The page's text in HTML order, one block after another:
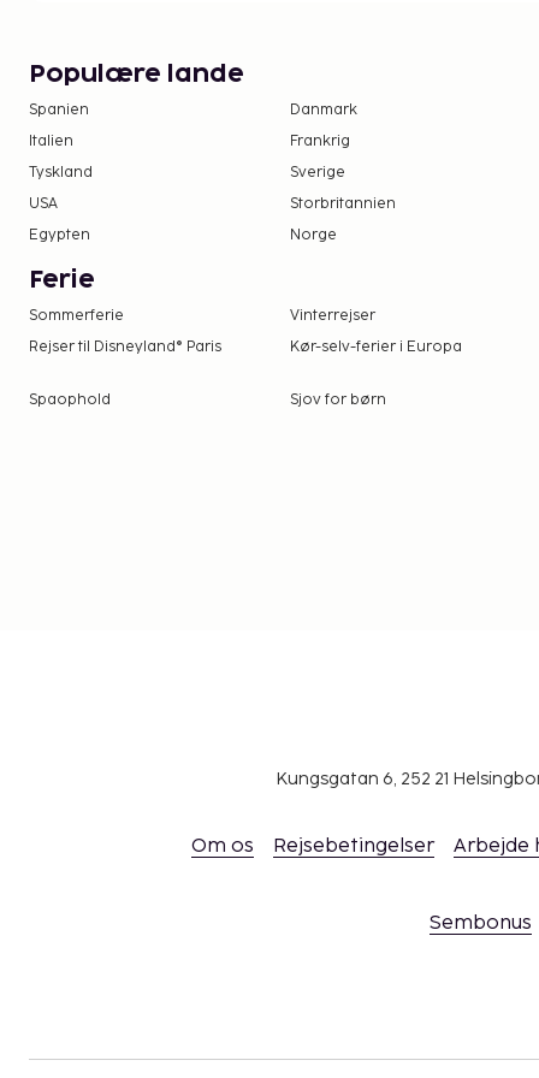
planlægger at rejse til Brasilien med børn,
brasilianske konsulat forud for rejsen for at få
Populære lande
Spanien Danmark
Italien
Frankrig
Tyskland
Sverige
USA
Storbritannien
Egypten
Norge
Ferie
Sommerferie Vinterrejser
Rejser til Disneyland® Paris
Kør-selv-ferier i Europa
Spaophold Sjov for børn
Kungsgatan 6, 252 21
Om os Rejsebetingelser Arbejde
Sembonus